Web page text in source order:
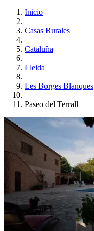
Inicio
Casas Rurales
Cataluña
Lleida
Les Borges Blanques
Paseo del Terrall